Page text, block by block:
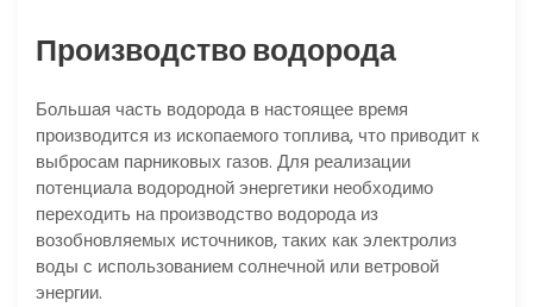
Производство водорода
Большая часть водорода в настоящее время
производится из ископаемого топлива, что приводит к
выбросам парниковых газов. Для реализации
потенциала водородной энергетики необходимо
переходить на производство водорода из
возобновляемых источников, таких как электролиз
воды с использованием солнечной или ветровой
энергии.